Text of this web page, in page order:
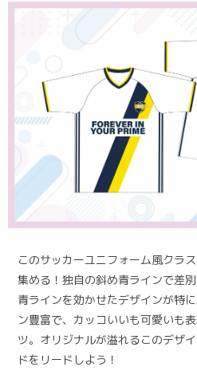
このサッカーユニフォーム風クラ
集める！独自の斜め青ラインで差
青ラインを効かせたデザインが特
ン豊富で、カッコいいも可愛いも
ツ。オリジナルが溢れるこのデザ
ドをリードしよう！